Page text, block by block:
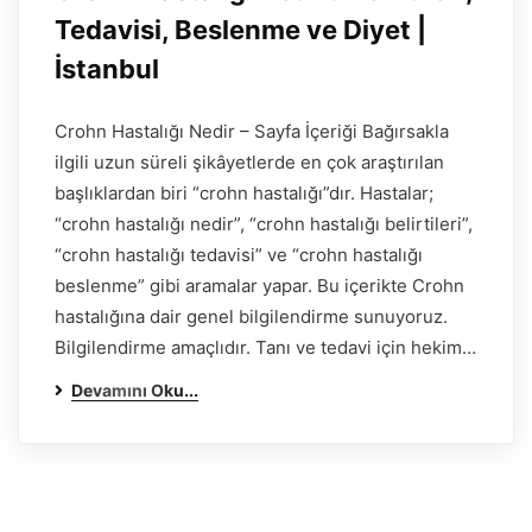
Tedavisi, Beslenme ve Diyet |
İstanbul
Crohn Hastalığı Nedir – Sayfa İçeriği Bağırsakla
ilgili uzun süreli şikâyetlerde en çok araştırılan
başlıklardan biri “crohn hastalığı”dır. Hastalar;
“crohn hastalığı nedir”, “crohn hastalığı belirtileri”,
“crohn hastalığı tedavisi” ve “crohn hastalığı
beslenme” gibi aramalar yapar. Bu içerikte Crohn
hastalığına dair genel bilgilendirme sunuyoruz.
Bilgilendirme amaçlıdır. Tanı ve tedavi için hekim…
Devamını Oku...